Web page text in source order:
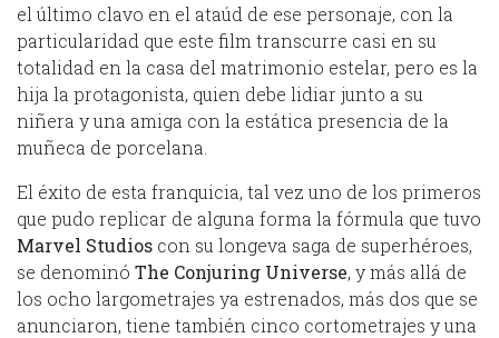
el último clavo en el ataúd de ese personaje, con la
particularidad que este film transcurre casi en su
totalidad en la casa del matrimonio estelar, pero es la
hija la protagonista, quien debe lidiar junto a su
niñera y una amiga con la estática presencia de la
muñeca de porcelana.
El éxito de esta franquicia, tal vez uno de los primeros
que pudo replicar de alguna forma la fórmula que tuvo
Marvel Studios con su longeva saga de superhéroes,
se denominó The Conjuring Universe, y más allá de
los ocho largometrajes ya estrenados, más dos que se
anunciaron, tiene también cinco cortometrajes y una